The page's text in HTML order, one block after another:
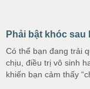
Phải bật khóc sau
Có thể bạn đang trải
chịu, điều trị vô sinh
khiến bạn cảm thấy